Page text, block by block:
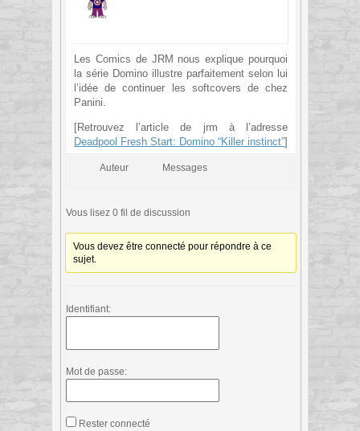
Les Comics de JRM nous explique pourquoi
la série Domino illustre parfaitement selon lui
l’idée de continuer les softcovers de chez
Panini.
[Retrouvez l’article de jrm à l’adresse
Deadpool Fresh Start: Domino “Killer instinct”]
Auteur Messages
Vous lisez 0 fil de discussion
Vous devez être connecté pour répondre à ce
sujet.
Identifiant:
Mot de passe:
Rester connecté